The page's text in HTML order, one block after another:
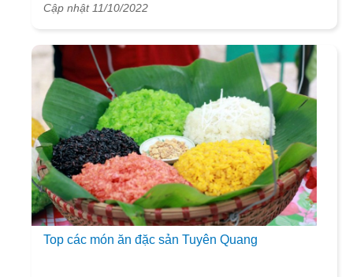
Cập nhật 11/10/2022
Top các món ăn đặc sản Tuyên Quang